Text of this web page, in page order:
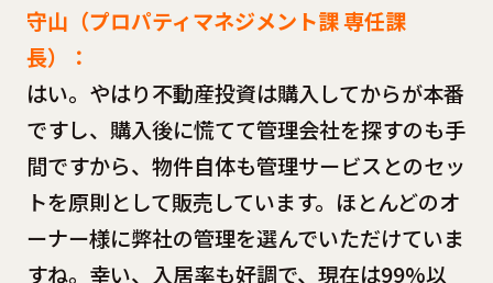
守山（プロパティマネジメント課 専任課
長）：
はい。やはり不動産投資は購入してからが本番
ですし、購入後に慌てて管理会社を探すのも手
間ですから、物件自体も管理サービスとのセッ
トを原則として販売しています。ほとんどのオ
ーナー様に弊社の管理を選んでいただけていま
すね。幸い、入居率も好調で、現在は99%以